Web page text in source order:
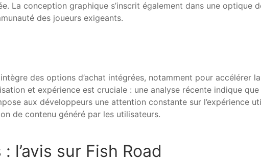
La conception graphique s’inscrit également dans une
des joueurs exigeants.
des options d’achat intégrées, notamment pour accélérer
et expérience est cruciale : une analyse récente indique
aux développeurs une attention constante sur l’expérience
de contenu généré par les utilisateurs.
sur Fish Road